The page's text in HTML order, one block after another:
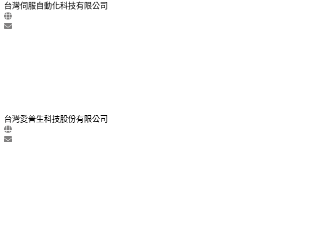
台灣伺服自動化科技有限公司
台灣愛普生科技股份有限公司